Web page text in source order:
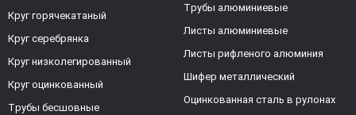
Круг горячекатаный
Круг серебрянка
Круг низколегированный
Круг оцинкованный
Трубы бесшовные
Трубы алюминиевые
Листы алюминиевые
Листы рифленого алюминия
Шифер металлический
Оцинкованная сталь в рулонах